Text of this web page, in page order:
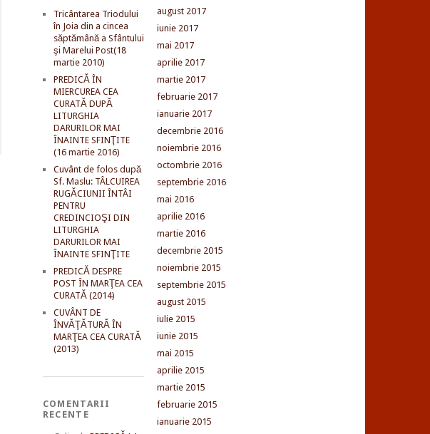
Tricântarea Triodului
în Joia din a cincea
săptămână a Sfântului
şi Marelui Post(18
martie 2010)
PREDICĂ ÎN
MIERCUREA CEA
CURATĂ DUPĂ
LITURGHIA
DARURILOR MAI
ÎNAINTE SFINŢITE
(16 martie 2016)
Cuvânt de folos după
Sf. Maslu: TÂLCUIREA
RUGĂCIUNII ÎNTÂI
PENTRU
CREDINCIOŞI DIN
LITURGHIA
DARURILOR MAI
ÎNAINTE SFINŢITE
PREDICĂ DESPRE
POST ÎN MARŢEA CEA
CURATĂ (2014)
CUVÂNT DE
ÎNVĂŢĂTURĂ ÎN
MARŢEA CEA CURATĂ
(2013)
COMENTARII
RECENTE
august 2017
iunie 2017
mai 2017
aprilie 2017
martie 2017
februarie 2017
ianuarie 2017
decembrie 2016
noiembrie 2016
octombrie 2016
septembrie 2016
mai 2016
aprilie 2016
martie 2016
decembrie 2015
noiembrie 2015
septembrie 2015
august 2015
iulie 2015
iunie 2015
mai 2015
aprilie 2015
martie 2015
februarie 2015
ianuarie 2015